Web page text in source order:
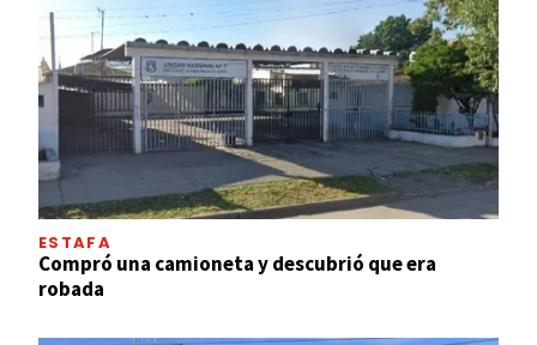
ESTAFA
Compró una camioneta y descubrió que era
robada